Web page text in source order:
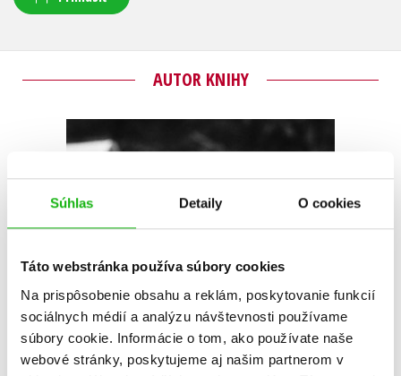
Súhlas Detaily O cookies
Táto webstránka používa súbory cookies
Na prispôsobenie obsahu a reklám, poskytovanie funkcií
sociálnych médií a analýzu návštevnosti používame
súbory cookie. Informácie o tom, ako používate naše
webové stránky, poskytujeme aj našim partnerom v
AUTOR KNIHY